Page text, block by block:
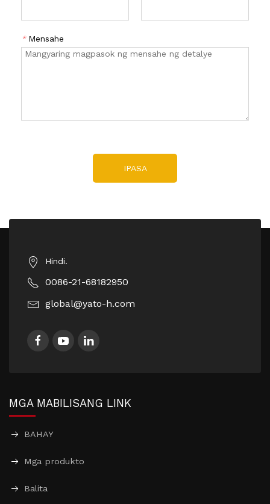
* Mensahe
IPASA
Hindi.
0086-21-68182950
global@yato-h.com
MGA MABILISANG LINK
BAHAY
Mga produkto
Balita